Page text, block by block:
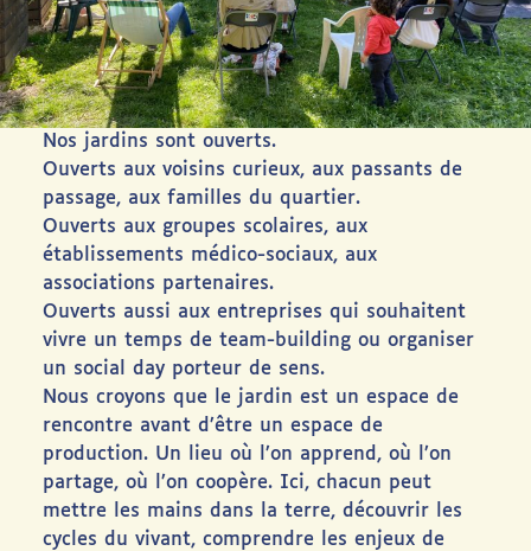
Nos jardins sont ouverts.
Ouverts aux voisins curieux, aux passants de
passage, aux familles du quartier.
Ouverts aux groupes scolaires, aux
établissements médico-sociaux, aux
associations partenaires.
Ouverts aussi aux entreprises qui souhaitent
vivre un temps de team-building ou organiser
un social day porteur de sens.
Nous croyons que le jardin est un espace de
rencontre avant d’être un espace de
production. Un lieu où l’on apprend, où l’on
partage, où l’on coopère. Ici, chacun peut
mettre les mains dans la terre, découvrir les
cycles du vivant, comprendre les enjeux de